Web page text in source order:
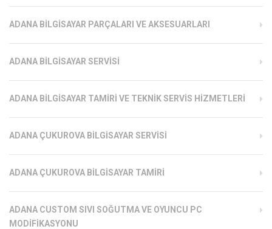
ADANA BILGISAYAR PARÇALARI VE AKSESUARLARI
ADANA BILGISAYAR SERVISI
ADANA BILGISAYAR TAMIRI VE TEKNIK SERVIS HIZMETLERI
ADANA ÇUKUROVA BILGISAYAR SERVISI
ADANA ÇUKUROVA BILGISAYAR TAMIRI
ADANA CUSTOM SIVI SOĞUTMA VE OYUNCU PC
MODIFIKASYONU